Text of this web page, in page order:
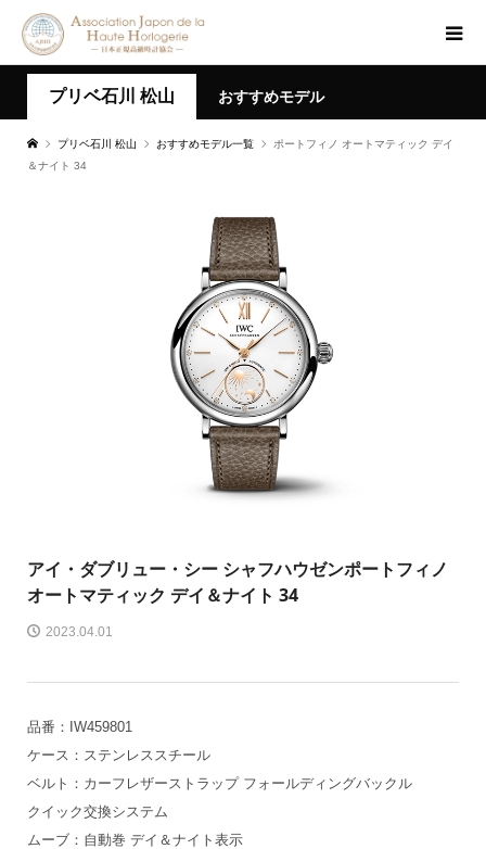
プリベ石川 松山 おすすめモデル
プリベ石川 松山 おすすめモデル一覧
ポートフィノ オートマティック デイ
＆ナイト 34
アイ・ダブリュー・シー シャフハウゼンポートフィノ
オートマティック デイ＆ナイト 34
2023.04.01
品番：IW459801
ケース：ステンレススチール
ベルト：カーフレザーストラップ フォールディングバックル
クイック交換システム
ムーブ：自動巻 デイ＆ナイト表示